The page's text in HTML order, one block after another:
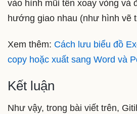
vào hình mũi tên xoay vòng và
hướng giao nhau (như hình vẽ
Xem thêm: Cách lưu biểu đồ
copy hoặc xuất sang Word và
Kết luận
Như vậy, trong bài viết trên,